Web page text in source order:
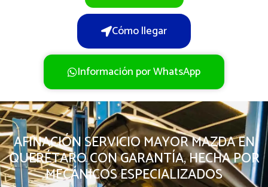
Cómo llegar
Información por WhatsApp
AFINACIÓN SERVICIO MAYOR MAZDA EN
QUERÉTARO CON GARANTÍA, HECHA POR
MECÁNICOS ESPECIALIZADOS